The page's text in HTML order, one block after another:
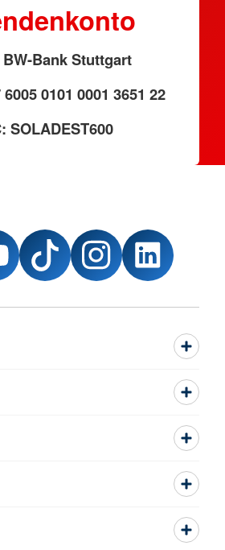
Bank Stuttgart
0101 0001 3651 22
SOLADEST600